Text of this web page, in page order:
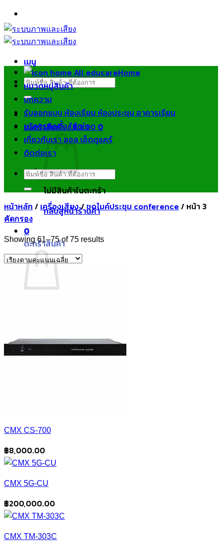
ข้าม
ไป
ยัง
เมนู
ค้นหา:
ตะกร้าสินค้า /฿0.00 0
ไม่มีสินค้าในตะกร้า
กลับสู่หน้าร้านค้า
0
ตะกร้าสินค้า
Home
หมวดหมู่สินค้า
บทความ
รับออกแบบ ห้องเรียน ห้องประชุม อาคารเรียน
บริการติดตั้ง ให้เช่า
เกี่ยวกับเรา ออล เอ็ดดูแคร์
ติดต่อเรา
ค้นหา:
หน้าหลัก / เครื่องเสียง/ชุดไมค์ประชุม conference/ หน้า 3
คัดกรอง
Showing 61–75 of 75 resultsSorted
CMX CS-700
฿8,000.00
CMX 5G-CU
฿200,000.00
CMX TM-303C